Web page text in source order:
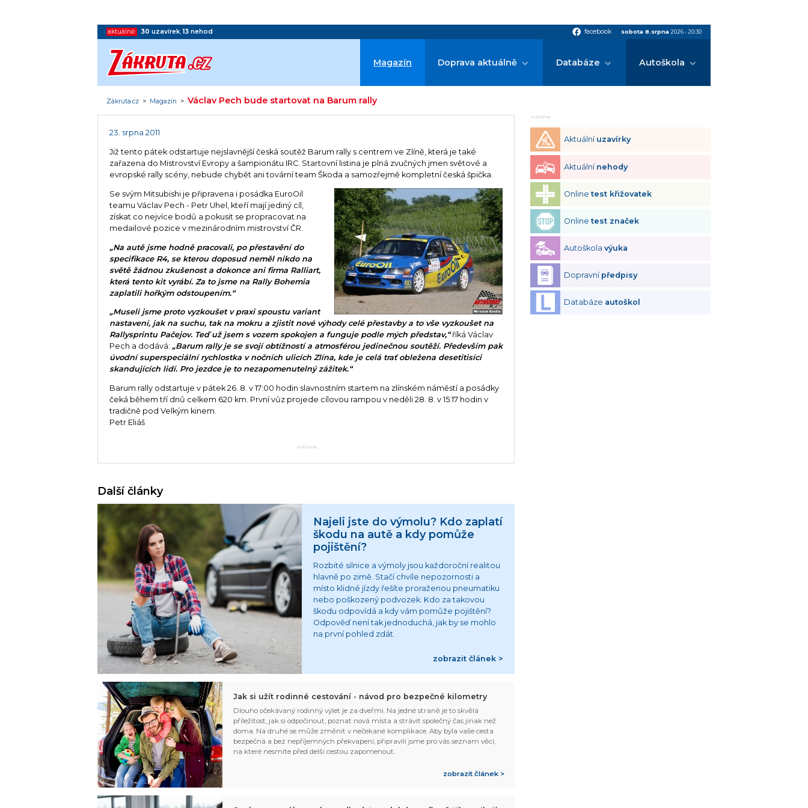
aktuálně: 30 uzavírek,13 nehod facebook facebook sobota 8.srpna 2026• 20:30
Magazín Doprava aktuálně Databáze Autoškola
Zákruta.cz > Magazín >Václav Pech bude startovat na Barum rally
23. srpna 2011
Již tento pátek odstartuje nejslavnější česká soutěž Barum rally s centrem ve Zlíně, která je také
zařazena do Mistrovství Evropy a šampionátu IRC. Startovní listina je plná zvučných jmen světové a
evropské rally scény, nebude chybět ani tovární team Škoda a samozřejmě kompletní česká špička.
Se svým Mitsubishi je připravena i posádka EuroOil
teamu Václav Pech - Petr Uhel, kteří mají jediný cíl,
získat co nejvíce bodů a pokusit se propracovat na
medailové pozice v mezinárodním mistrovství ČR.
„Na autě jsme hodně pracovali, po přestavění do
specifikace R4, se kterou doposud neměl nikdo na
světě žádnou zkušenost a dokonce ani firma Ralliart,
která tento kit vyrábí. Za to jsme na Rally Bohemia
zaplatili hořkým odstoupením.“
„Museli jsme proto vyzkoušet v praxi spoustu variant
nastavení, jak na suchu, tak na mokru a zjistit nové výhody celé přestavby a to vše vyzkoušet na
Rallysprintu Pačejov. Teď už jsem s vozem spokojen a funguje podle mých představ,“říká Václav
Pech a dodává:„Barum rally je se svojí obtížností a atmosférou jedinečnou soutěží. Především pak
úvodní superspeciální rychlostka v nočních ulicích Zlína, kde je celá trať obležena desetitisíci
skandujících lidí. Pro jezdce je to nezapomenutelný zážitek.“
Barum rally odstartuje v pátek 26. 8. v 17:00 hodin slavnostním startem na zlínském náměstí a posádky
čeká během tří dnů celkem 620 km. První vůz projede cílovou rampou v neděli 28. 8. v 15:17 hodin v
tradičně pod Velkým kinem.
Petr Eliáš
reklama
Další články
Najeli jste do výmolu? Kdo zaplatí
škodu na autě a kdy pomůže
pojištění?
Rozbité silnice a výmoly jsou každoroční realitou
hlavně po zimě. Stačí chvíle nepozornosti a
místo klidné jízdy řešíte proraženou pneumatiku
nebo poškozený podvozek. Kdo za takovou
škodu odpovídá a kdy vám pomůže pojištění?
Odpověď není tak jednoduchá, jak by se mohlo
na první pohled zdát.
zobrazit článek >
Jak si užít rodinné cestování - návod pro bezpečné kilometry
Dlouho očekávaný rodinný výlet je za dveřmi. Na jedné straně je to skvělá
příležitost, jak si odpočinout, poznat nová místa a strávit společný čas jinak než
doma. Na druhé se může změnit v nečekané komplikace. Aby byla vaše cesta
bezpečná a bez nepříjemných překvapení, připravili jsme pro vás seznam věcí,
na které nesmíte před delší cestou zapomenout.
zobrazit článek >
reklama
Aktuální uzavírky
Aktuální nehody
Onlinetest křižovatek
Onlinetest značek
Autoškolavýuka
Dopravní předpisy
Databáze autoškol